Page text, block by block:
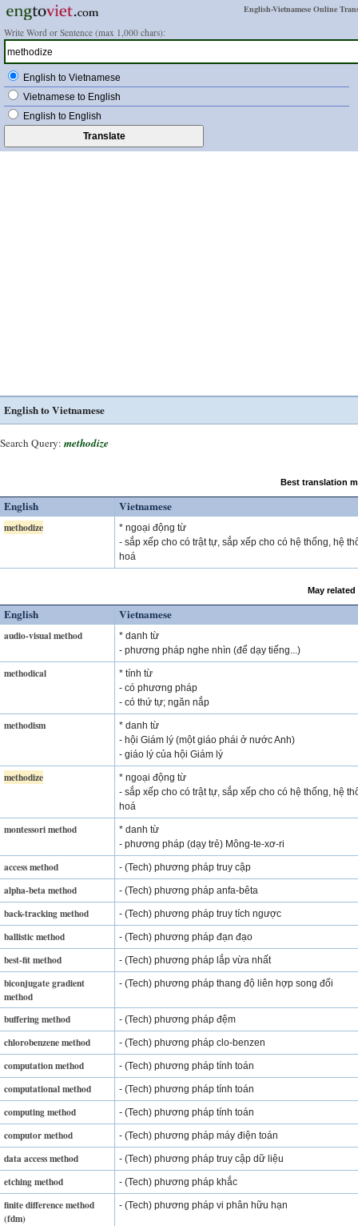
English-Vietnamese Online
Write Word or Sentence (max 1,000 chars):
English to Vietnamese
Vietnamese to English
English to English
English to Vietnamese
Search Query: methodize
Best translation
English Vietnamese
methodize
* ngoại động từ
- sắp xếp cho có trật tự, sắp xếp cho có hệ thống, hệ
hoá
May
English Vietnamese
audio-visual method
* danh từ
- phương pháp nghe nhìn (để dạy tiếng...)
methodical
* tính từ
- có phương pháp
- có thứ tự; ngăn nắp
methodism
* danh từ
- hội Giám lý (một giáo phái ở nước Anh)
- giáo lý của hội Giám lý
methodize
* ngoại động từ
- sắp xếp cho có trật tự, sắp xếp cho có hệ thống, hệ
hoá
montessori method
* danh từ
- phương pháp (dạy trẻ) Mông-te-xơ-ri
access method - (Tech) phương pháp truy cập
alpha-beta method - (Tech) phương pháp anfa-bêta
back-tracking method - (Tech) phương pháp truy tích ngược
ballistic method - (Tech) phương pháp đạn đạo
best-fit method - (Tech) phương pháp lắp vừa nhất
biconjugate gradient
method
- (Tech) phương pháp thang độ liên hợp song đối
buffering method - (Tech) phương pháp đệm
chlorobenzene method - (Tech) phương pháp clo-benzen
computation method - (Tech) phương pháp tính toán
computational method - (Tech) phương pháp tính toán
computing method - (Tech) phương pháp tính toán
computor method - (Tech) phương pháp máy điện toán
data access method - (Tech) phương pháp truy cập dữ liệu
etching method - (Tech) phương pháp khắc
finite difference method
(fdm)
- (Tech) phương pháp vi phân hữu hạn